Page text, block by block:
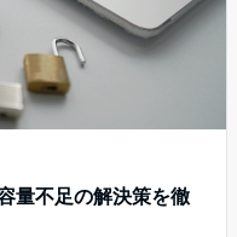
量不足の解決策を徹